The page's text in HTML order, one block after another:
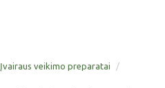
Įvairaus veikimo preparatai
/